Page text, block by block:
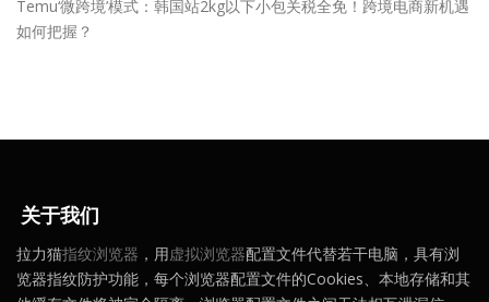
Temu‘微跨境’模式：韩国站2kg以下小包关税全免！跨境电商新机遇
如何把握？
关于我们
拉力猫指纹浏览器 ，用虚拟浏览器配置文件代替若干电脑，具有浏
览器指纹防护功能，每个浏览器配置文件的Cookies、本地存储和其